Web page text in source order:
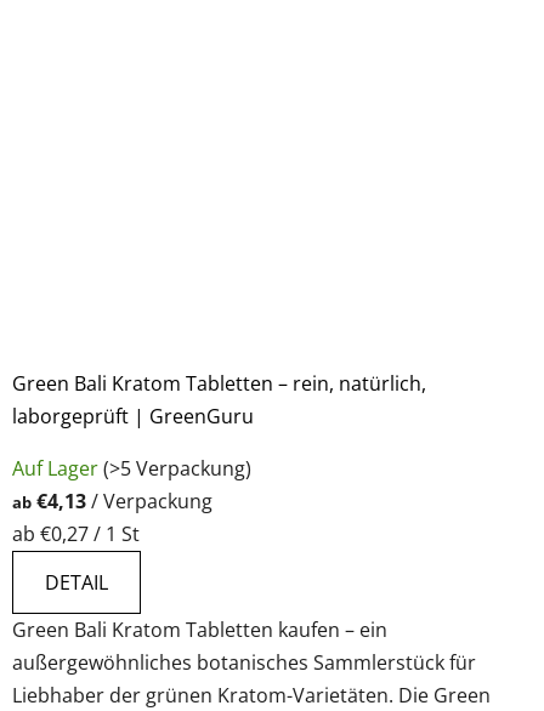
Green Bali Kratom Tabletten – rein, natürlich,
laborgeprüft | GreenGuru
durchschnittliche
Produktbewertung
ist
von
5
Sternen.
Auf Lager(>5 Verpackung)
ab €4,13/ Verpackung
Verkaufspreis:
ab €0,27 / 1 St
DETAIL
Green Bali Kratom Tabletten kaufen – ein
außergewöhnliches botanisches Sammlerstück für
Liebhaber der grünen Kratom-Varietäten. Die Green